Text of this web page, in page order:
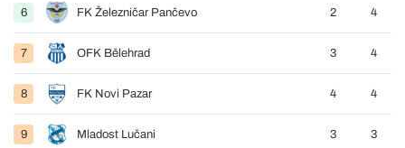
6 FK Železničar Pančevo 2 4
7 OFK Bělehrad 3 4
8 FK Novi Pazar 4 4
9 Mladost Lučani 3 3